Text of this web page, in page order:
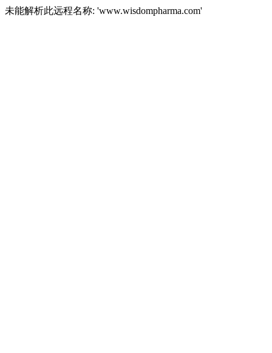
未能解析此远程名称: 'www.wisdompharma.com'